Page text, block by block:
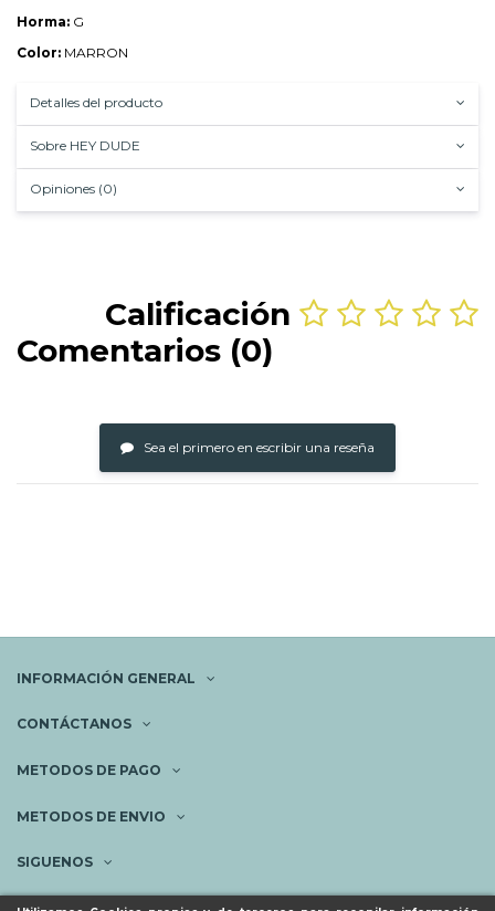
Horma: G
Color: MARRON
Detalles del producto
Sobre HEY DUDE
Opiniones (0)
Calificación
Comentarios (0)
Sea el primero en escribir una reseña
INFORMACIÓN GENERAL
CONTÁCTANOS
METODOS DE PAGO
METODOS DE ENVIO
SIGUENOS